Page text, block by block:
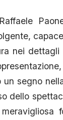
nei dettagli
un segno
dello